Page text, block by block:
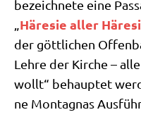
bezeich­ne­te eine
„Häre­sie aller
der gött­li­chen
Leh­re der Kir­che –
wollt“ behaup­tet
ne Mon­tag­nas